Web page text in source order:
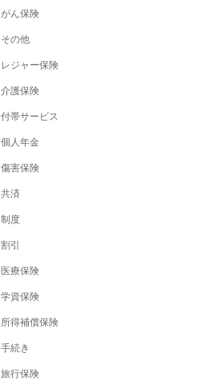
がん保険
その他
レジャー保険
介護保険
付帯サービス
個人年金
傷害保険
共済
制度
割引
医療保険
学資保険
所得補償保険
手続き
旅行保険